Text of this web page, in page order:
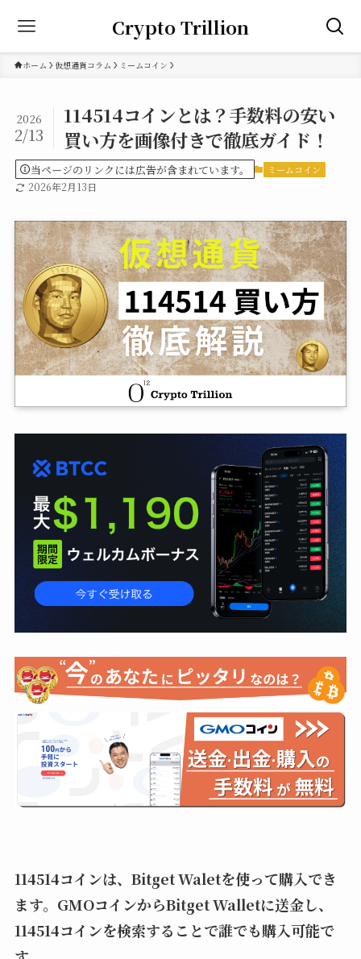
Crypto Trillion
ホーム 仮想通貨コラム ミームコイン
114514コインとは？手数料の安い
買い方を画像付きで徹底ガイド！
2026
2/13
当ページのリンクには広告が含まれています。 ミームコイン
2026年2月13日
114514コインは、Bitget Waletを使って購入でき
ます。GMOコインからBitget Walletに送金し、
114514コインを検索することで誰でも購入可能で